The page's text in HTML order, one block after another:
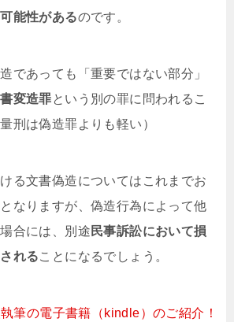
能性があるのです。
であっても「重要ではない部分」
変造罪という別の罪に問われるこ
刑は偽造罪よりも軽い）
る文書偽造についてはこれまでお
なりますが、偽造行為によって他
合には、別途 民事訴訟において損
れることになるでしょう。
筆の電子書籍（kindle）のご紹介！